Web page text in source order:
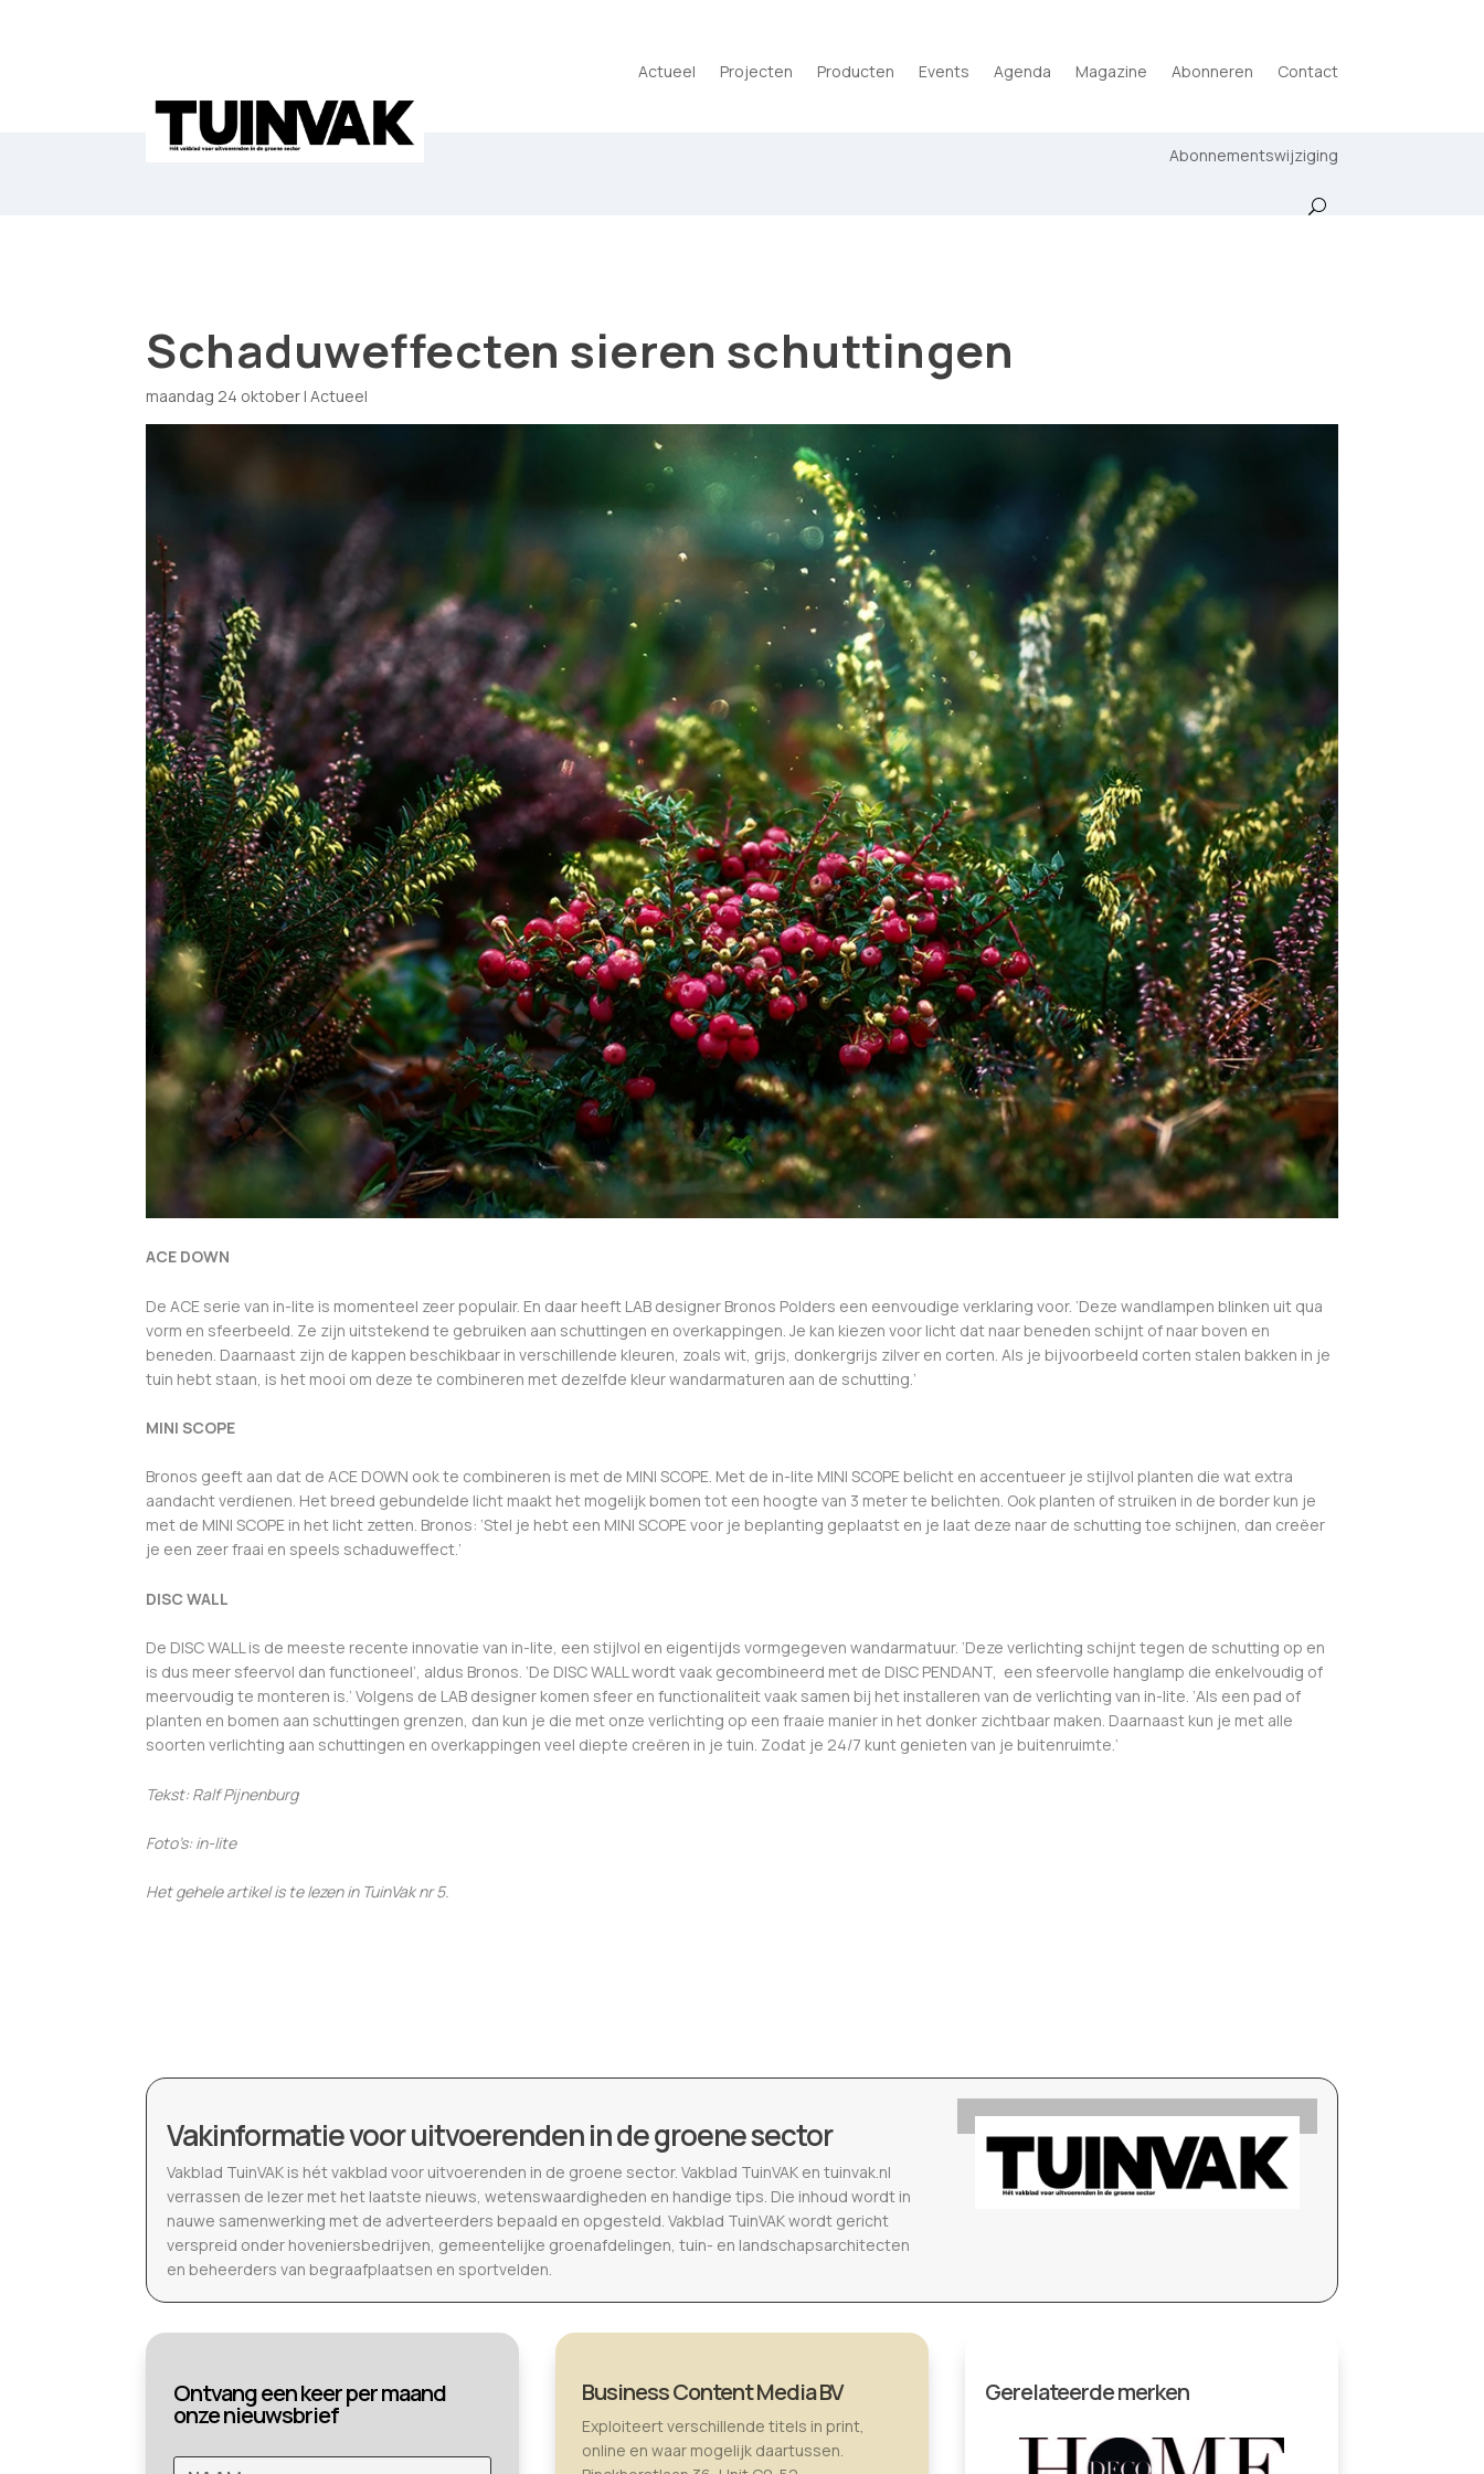
Actueel Projecten Producten Events Agenda Magazine Abonneren Contact
Abonnementswijziging
Schaduweffecten sieren schuttingen
maandag 24 oktober | Actueel
ACE DOWN
De ACE serie van in-lite is momenteel zeer populair. En daar heeft LAB designer Bronos Polders een eenvoudige verklaring voor. ‘Deze wandlampen blinken uit qua
vorm en sfeerbeeld. Ze zijn uitstekend te gebruiken aan schuttingen en overkappingen. Je kan kiezen voor licht dat naar beneden schijnt of naar boven en
beneden. Daarnaast zijn de kappen beschikbaar in verschillende kleuren, zoals wit, grijs, donkergrijs zilver en corten. Als je bijvoorbeeld corten stalen bakken in je
tuin hebt staan, is het mooi om deze te combineren met dezelfde kleur wandarmaturen aan de schutting.’
MINI SCOPE
Bronos geeft aan dat de ACE DOWN ook te combineren is met de MINI SCOPE. Met de in-lite MINI SCOPE belicht en accentueer je stijlvol planten die wat extra
aandacht verdienen. Het breed gebundelde licht maakt het mogelijk bomen tot een hoogte van 3 meter te belichten. Ook planten of struiken in de border kun je
met de MINI SCOPE in het licht zetten. Bronos: ‘Stel je hebt een MINI SCOPE voor je beplanting geplaatst en je laat deze naar de schutting toe schijnen, dan creëer
je een zeer fraai en speels schaduweffect.’
DISC WALL
De DISC WALL is de meeste recente innovatie van in-lite, een stijlvol en eigentijds vormgegeven wandarmatuur. ‘Deze verlichting schijnt tegen de schutting op en
is dus meer sfeervol dan functioneel’, aldus Bronos. ‘De DISC WALL wordt vaak gecombineerd met de DISC PENDANT, een sfeervolle hanglamp die enkelvoudig of
meervoudig te monteren is.’ Volgens de LAB designer komen sfeer en functionaliteit vaak samen bij het installeren van de verlichting van in-lite. ‘Als een pad of
planten en bomen aan schuttingen grenzen, dan kun je die met onze verlichting op een fraaie manier in het donker zichtbaar maken. Daarnaast kun je met alle
soorten verlichting aan schuttingen en overkappingen veel diepte creëren in je tuin. Zodat je 24/7 kunt genieten van je buitenruimte.’
Tekst: Ralf Pijnenburg
Foto’s: in-lite
Het gehele artikel is te lezen in TuinVak nr 5.
Vakinformatie voor uitvoerenden in de groene sector
Vakblad TuinVAK is hét vakblad voor uitvoerenden in de groene sector. Vakblad TuinVAK en tuinvak.nl
verrassen de lezer met het laatste nieuws, wetenswaardigheden en handige tips. Die inhoud wordt in
nauwe samenwerking met de adverteerders bepaald en opgesteld. Vakblad TuinVAK wordt gericht
verspreid onder hoveniersbedrijven, gemeentelijke groenafdelingen, tuin- en landschapsarchitecten
en beheerders van begraafplaatsen en sportvelden.
Ontvang een keer per maand
onze nieuwsbrief
Business Content Media BV
Exploiteert verschillende titels in print,
online en waar mogelijk daartussen.
Gerelateerde merken